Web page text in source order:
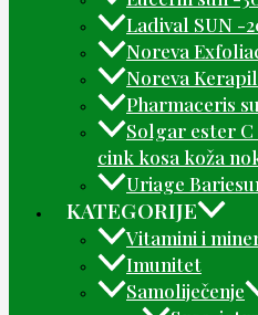
Ladival SUN -
Noreva
Noreva
Pharmaceris
Solgar ester
cink kosa koža
Uriage
KATEGORIJE
Vitamini i
Imunitet
Samoliječenje